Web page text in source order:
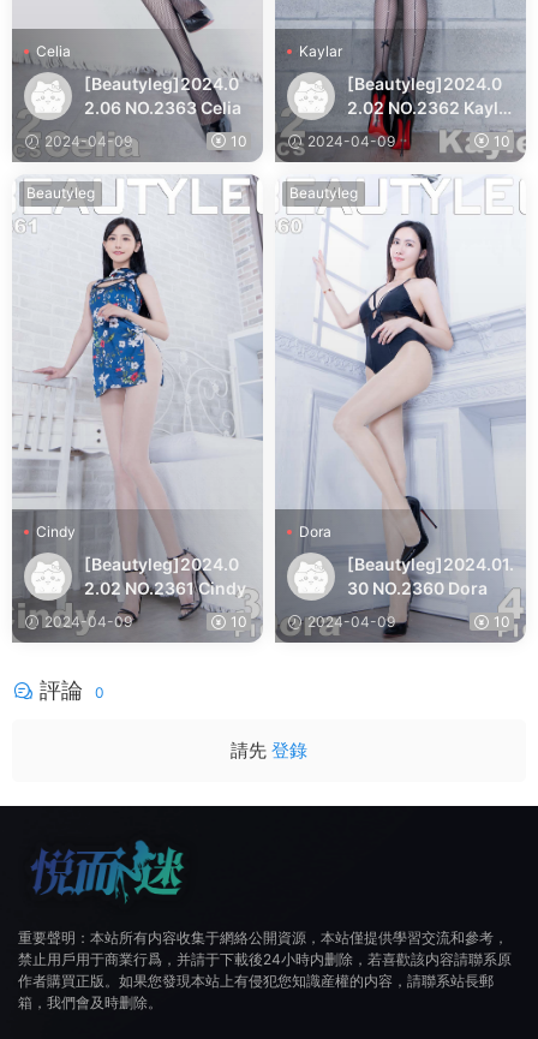
Celia
[Beautyleg]2024.0
2.06 NO.2363 Celia
2024-04-09 10
Kaylar
[Beautyleg]2024.0
2.02 NO.2362 Kayla
r
2024-04-09 10
Beautyleg
Cindy
[Beautyleg]2024.0
2.02 NO.2361 Cindy
2024-04-09 10
Beautyleg
Dora
[Beautyleg]2024.01.
30 NO.2360 Dora
2024-04-09 10
評論 0
請先 登錄
重要聲明：本站所有内容收集于網絡公開資源，本站僅提供學習交流和參考，
禁止用戶用于商業行爲，并請于下載後24小時内删除，若喜歡該内容請聯系原
作者購買正版。如果您發現本站上有侵犯您知識産權的内容，請聯系站長郵
箱，我們會及時删除。